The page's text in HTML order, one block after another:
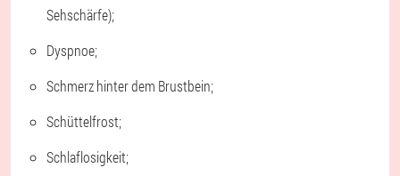
Sehschärfe);
Dyspnoe;
Schmerz hinter dem Brustbein;
Schüttelfrost;
Schlaflosigkeit;